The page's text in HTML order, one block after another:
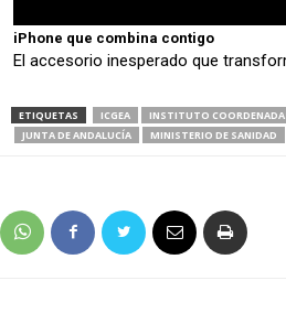
iPhone que combina contigo
El accesorio inesperado que
ETIQUETAS ICGEA INSTITUTO
JUNTA DE ANDALUCÍA
MINISTERIO DE SANIDAD